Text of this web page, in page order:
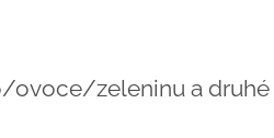
ovoce/zeleninu a druhé